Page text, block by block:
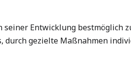
Entwicklung bestmöglich
gezielte Maßnahmen